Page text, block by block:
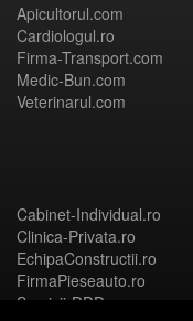
Apicultorul.com
Cardiologul.ro
Firma-Transport.com
Medic-Bun.com
Veterinarul.com
Cabinet-Individual.ro
Clinica-Privata.ro
EchipaConstructii.ro
FirmaPieseauto.ro
Servicii-DDD.com